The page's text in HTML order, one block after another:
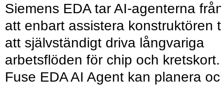
Siemens EDA tar AI-agenterna
att enbart assistera konstruktören
att självständigt driva långvariga
arbetsflöden för chip och kretskort.
Fuse EDA AI Agent kan planera